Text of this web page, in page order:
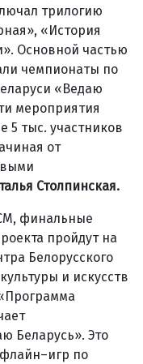
трилогию
«История
Основной частью
чемпионаты по
«Ведаю
мероприятия
5 тыс. участников
от
Столпинская.
финальные
пройдут на
Белорусского
и искусств
Беларусь». Это
по